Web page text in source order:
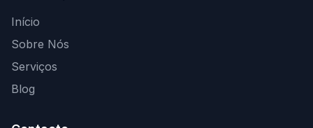
Início
Sobre Nós
Serviços
Blog